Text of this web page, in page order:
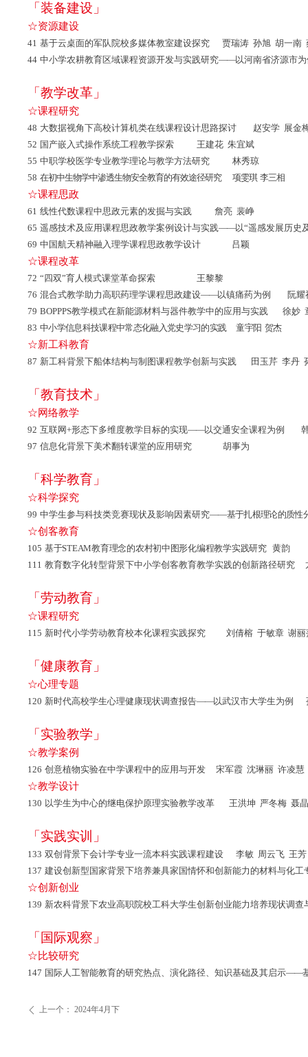
ꄴ 上一个： 2024年4月下
「装备建设」
☆资源建设
41 基于云桌面的军队院校多媒体教室建设探究 贾瑞涛 孙旭 胡一南
44 中小学农耕教育区域课程资源开发与实践研究——以河南省济源市
「教学改革」
☆课程研究
48 大数据视角下高校计算机类在线课程设计思路探讨 赵安学 展金
52 国产嵌入式操作系统工程教学探索 王建花 朱宜斌
55 中职学校医学专业教学理论与教学方法研究 林秀琼
58 在初中生物学中渗透生物安全教育的有效途径研究 项雯琪 李三相
☆课程思政
61 线性代数课程中思政元素的发掘与实践 詹亮 裴峥
65 遥感技术及应用课程思政教学案例设计与实践——以“遥感发展历
69 中国航天精神融入理学课程思政教学设计 吕颖
☆课程改革
72 “四双”育人模式课堂革命探索 王黎黎
76 混合式教学助力高职药理学课程思政建设——以镇痛药为例 阮耀
79 BOPPPS教学模式在新能源材料与器件教学中的应用与实践 徐妙
83 中小学信息科技课程中常态化融入党史学习的实践 童宇阳 贺杰
☆新工科教育
87 新工科背景下船体结构与制图课程教学创新与实践 田玉芹 李丹
「教育技术」
☆网络教学
92 互联网+形态下多维度教学目标的实现——以交通安全课程为例
97 信息化背景下美术翻转课堂的应用研究 胡事为
「科学教育」
☆科学探究
99 中学生参与科技类竞赛现状及影响因素研究——基于扎根理论的质性
☆创客教育
105 基于STEAM教育理念的农村初中图形化编程教学实践研究 黄韵
111 教育数字化转型背景下中小学创客教育教学实践的创新路径研究
「劳动教育」
☆课程研究
115 新时代小学劳动教育校本化课程实践探究 刘倩榕 于敏章 谢丽
「健康教育」
☆心理专题
120 新时代高校学生心理健康现状调查报告——以武汉市大学生为例
「实验教学」
☆教学案例
126 创意植物实验在中学课程中的应用与开发 宋军霞 沈琳丽 许凌
☆教学设计
130 以学生为中心的继电保护原理实验教学改革 王洪坤 严冬梅 聂
「实践实训」
133 双创背景下会计学专业一流本科实践课程建设 李敏 周云飞 王芳
137 建设创新型国家背景下培养兼具家国情怀和创新能力的材料与
☆创新创业
139 新农科背景下农业高职院校工科大学生创新创业能力培养现状
「国际观察」
☆比较研究
147 国际人工智能教育的研究热点、演化路径、知识基础及其启示——